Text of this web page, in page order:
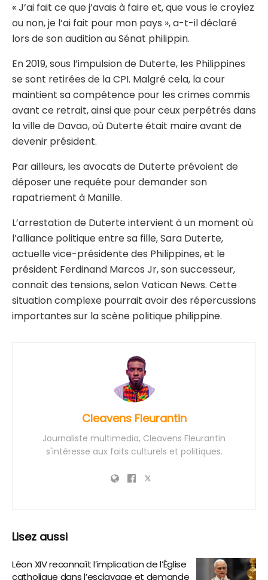
« J’ai fait ce que j’avais à faire et, que vous le croyiez
ou non, je l’ai fait pour mon pays », a-t-il déclaré
lors de son audition au Sénat philippin.
En 2019, sous l’impulsion de Duterte, les Philippines
se sont retirées de la CPI. Malgré cela, la cour
maintient sa compétence pour les crimes commis
avant ce retrait, ainsi que pour ceux perpétrés dans
la ville de Davao, où Duterte était maire avant de
devenir président.
Par ailleurs, les avocats de Duterte prévoient de
déposer une requête pour demander son
rapatriement à Manille.
L’arrestation de Duterte intervient à un moment où
l’alliance politique entre sa fille, Sara Duterte,
actuelle vice-présidente des Philippines, et le
président Ferdinand Marcos Jr, son successeur,
connaît des tensions, selon Vatican News. Cette
situation complexe pourrait avoir des répercussions
importantes sur la scène politique philippine.
Cleavens Fleurantin
Journaliste multimedia, Cleavens Fleurantin
s'intéresse aux faits culturels et politiques.
Lisez aussi
Léon XIV reconnaît l’implication de l’Église
catholique dans l’esclavage et demande